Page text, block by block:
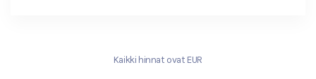
Kaikki hinnat ovat EUR